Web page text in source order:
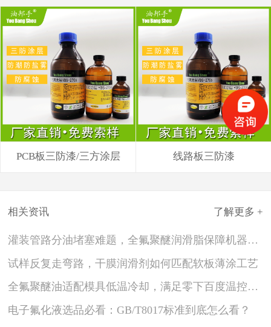
PCB板三防漆/三方涂层 线路板三防漆
相关资讯 了解更多 +
灌装管路分油堵塞难题，全氟聚醚润滑脂保障机器人油脂分装批次稳定
试样反复走弯路，干膜润滑剂如何匹配软板薄涂工艺
全氟聚醚油适配模具低温冷却，满足零下百度温控生产需求
电子氟化液选品必看：GB/T8017标准到底怎么看？